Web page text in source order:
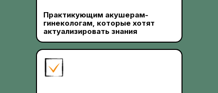
Практикующим акушерам-
гинекологам, которые хотят
актуализировать знания